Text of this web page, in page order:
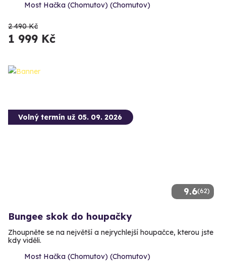
Most Hačka (Chomutov) (Chomutov)
2 490 Kč
1 999 Kč
9.6(62)
Volný termín už 05. 09. 2026
Bungee skok do houpačky
Zhoupněte se na největší a nejrychlejší houpačce, kterou jste
kdy viděli.
Most Hačka (Chomutov) (Chomutov)